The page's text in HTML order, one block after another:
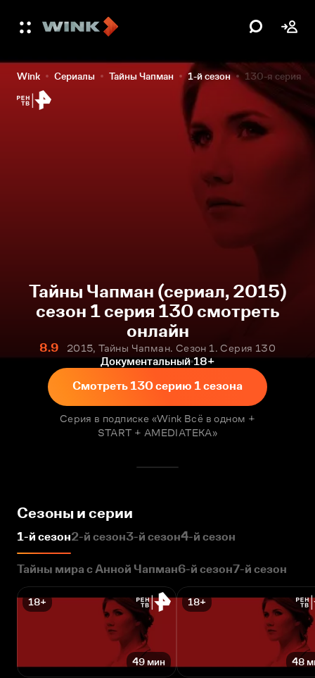
Wink Сериалы Тайны Чапман 1-й сезон 130-я серия
Тайны Чапман (сериал, 2015)
сезон 1 серия 130 смотреть
онлайн
8.9
2015, Тайны Чапман. Сезон 1. Серия 130
Документальный 18+
Смотреть 130 серию 1 сезона
Серия в подписке «Wink Всё в одном +
START + AMEDIATEKA»
Сезоны и серии
1-й сезон2-й сезон3-й сезон4-й сезон
Тайны мира с Анной Чапман6-й сезон7-й сезон
18+
49 мин
18+
48